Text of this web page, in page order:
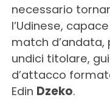
necessario
l’Udinese,
match
undici titolare,
d’attacco
Edin Dzeko.